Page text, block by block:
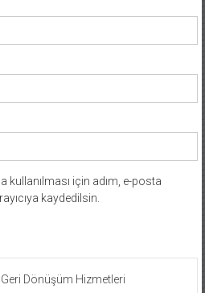
kullanılması için adım, e-posta
kaydedilsin.
Dönüşüm Hizmetleri